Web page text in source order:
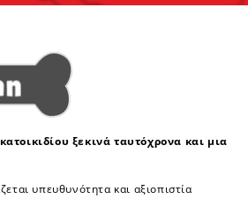
ξεκινά ταυτόχρονα και μια
υπευθυνότητα και αξιοπιστία